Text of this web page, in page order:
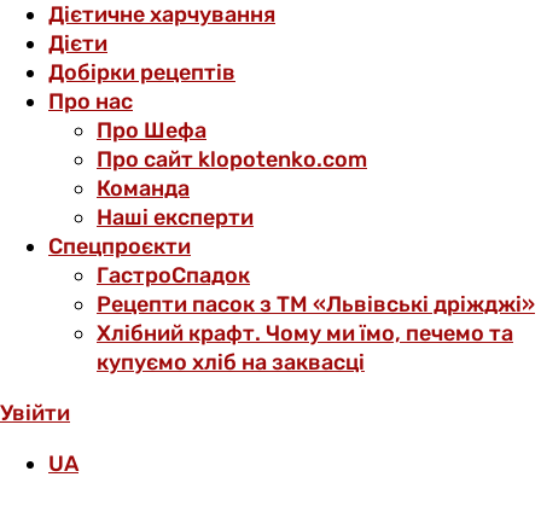
Дієтичне харчування
Дієти
Добірки рецептів
Про нас
Про Шефа
Про сайт klopotenko.com
Команда
Наші експерти
Спецпроєкти
ГастроСпадок
Рецепти пасок з ТМ «Львівські дріжджі»
Хлібний крафт. Чому ми їмо, печемо та
купуємо хліб на заквасці
Увійти
UA